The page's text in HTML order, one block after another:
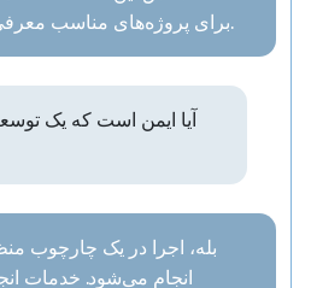
bluetronix برای پروژه‌های مناسب معرفی شوید.
آیا ایمن است که یک
بله، اجرا در یک چارچوب